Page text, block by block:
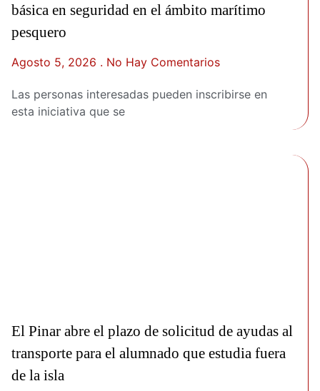
básica en seguridad en el ámbito marítimo
pesquero
Agosto 5, 2026 No Hay Comentarios
Las personas interesadas pueden inscribirse en
esta iniciativa que se
El Pinar abre el plazo de solicitud de ayudas al
transporte para el alumnado que estudia fuera
de la isla